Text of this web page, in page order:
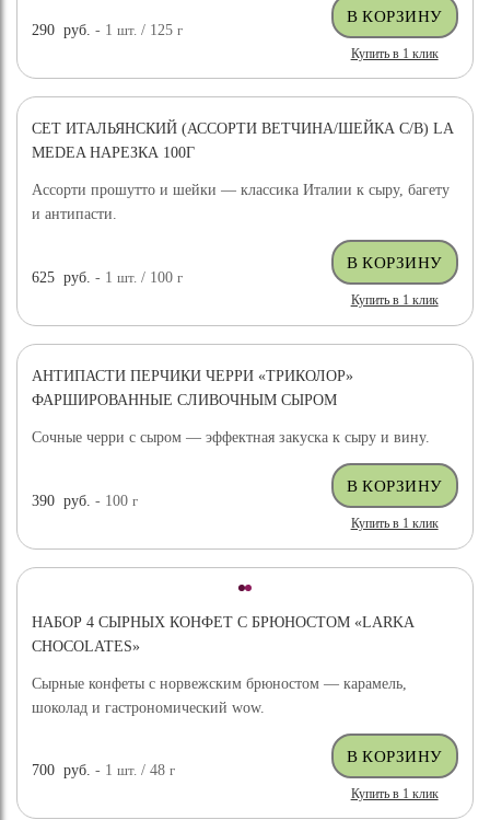
290 руб. - 1шт. / 125г
Купить в 1 клик
СЕТ ИТАЛЬЯНСКИЙ (АССОРТИ ВЕТЧИНА/ШЕЙКА С/В) LA
MEDEA НАРЕЗКА 100Г
Ассорти прошутто и шейки — классика Италии к сыру, багету
и антипасти.
625 руб. - 1шт. / 100г
Купить в 1 клик
АНТИПАСТИ ПЕРЧИКИ ЧЕРРИ «ТРИКОЛОР»
ФАРШИРОВАННЫЕ СЛИВОЧНЫМ СЫРОМ
Сочные черри с сыром — эффектная закуска к сыру и вину.
390 руб. - 100г
Купить в 1 клик
НАБОР 4 СЫРНЫХ КОНФЕТ С БРЮНОСТОМ «LARKA
CHOCOLATES»
Сырные конфеты с норвежским брюностом — карамель,
шоколад и гастрономический wow.
700 руб. - 1шт. / 48г
Купить в 1 клик